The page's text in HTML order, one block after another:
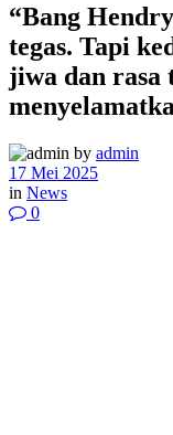
“Bang
tegas. Tapi
jiwa dan rasa
by admin
17 Mei 2025
in News
0